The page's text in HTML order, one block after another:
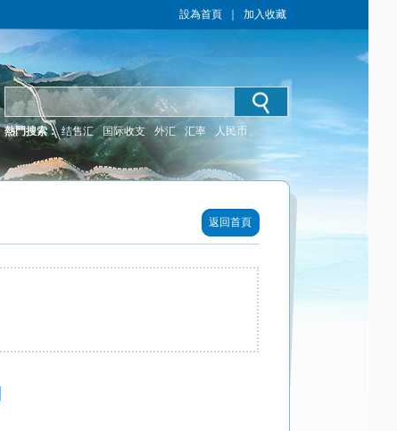
設為首頁 加入收藏
熱門搜索： 结售汇 国际收支 外汇 汇率 人民币
返回首頁